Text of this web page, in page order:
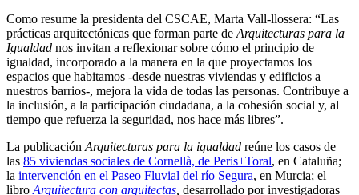
Como resume la presidenta del CSCAE, Marta Vall-llossera: “Las
prácticas arquitectónicas que forman parte de Arquitecturas para la
Igualdad nos invitan a reflexionar sobre cómo el principio de
igualdad, incorporado a la manera en la que proyectamos los
espacios que habitamos -desde nuestras viviendas y edificios a
nuestros barrios-, mejora la vida de todas las personas. Contribuye a
la inclusión, a la participación ciudadana, a la cohesión social y, al
tiempo que refuerza la seguridad, nos hace más libres”.
La publicación Arquitecturas para la igualdad reúne los casos de
las 85 viviendas sociales de Cornellà, de Peris+Toral, en Cataluña;
la intervención en el Paseo Fluvial del río Segura, en Murcia; el
libro Arquitectura con arquitectas desarrollado por investigadoras